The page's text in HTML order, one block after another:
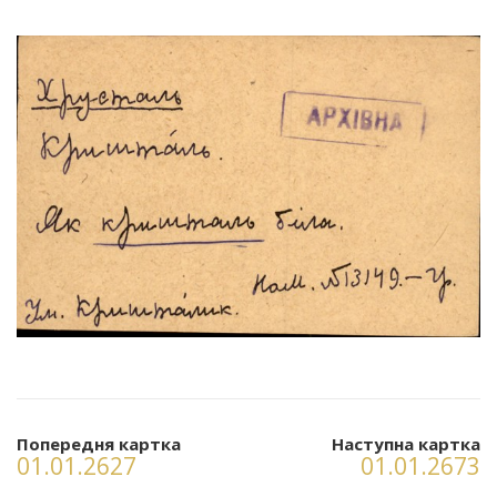
Попередня картка
01.01.2627
Наступна картка
01.01.2673